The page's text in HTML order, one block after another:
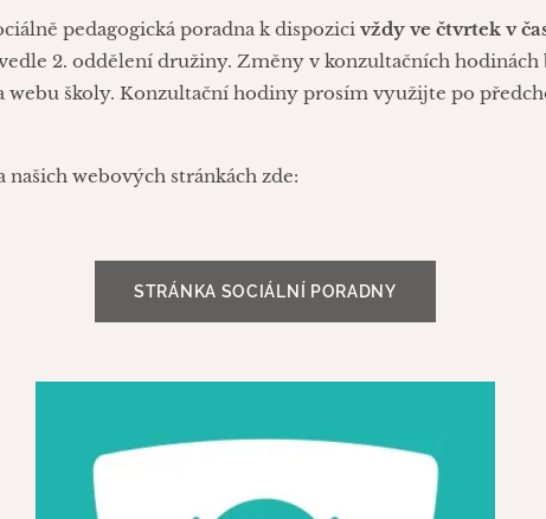
pedagogická poradna k dispozici vždy ve čtvrtek v
2. oddělení družiny. Změny v konzultačních
webu školy. Konzultační hodiny prosím využijte po
webových stránkách zde:
STRÁNKA SOCIÁLNÍ PORADNY